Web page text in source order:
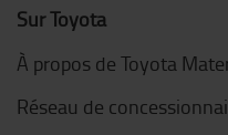
Sur Toyota
À propos de Toyota
Réseau de